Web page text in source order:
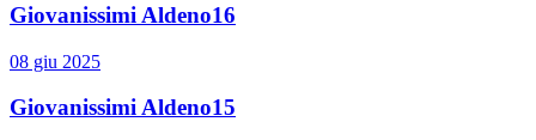
Giovanissimi Aldeno16
08 giu 2025
Giovanissimi Aldeno15